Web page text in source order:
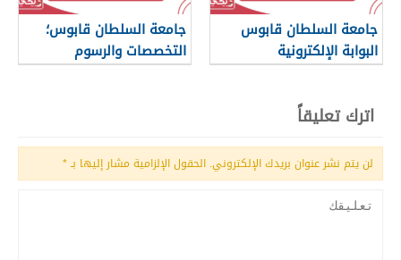
جامعة السلطان قابوس
البوابة الإلكترونية
جامعة السلطان قابوس؛
التخصصات والرسوم
والكليات
اترك تعليقاً
لن يتم نشر عنوان بريدك الإلكتروني. الحقول الإلزامية مشار إليها بـ*